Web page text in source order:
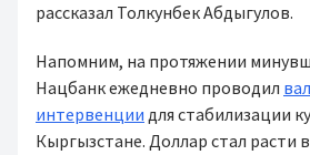
рассказал Толкунбек Абдыгулов.
Напомним, на протяжении
Нацбанк ежедневно проводил
интервенции для стабилизации
Кыргызстане. Доллар стал расти